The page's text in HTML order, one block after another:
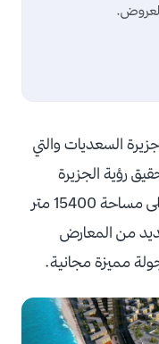
السعديات والتي
رؤية الجزيرة
بشكل كامل، كما تضم المركز الثقافي على مساحة 15400 متر
من المعارض
مميزة مجانية.